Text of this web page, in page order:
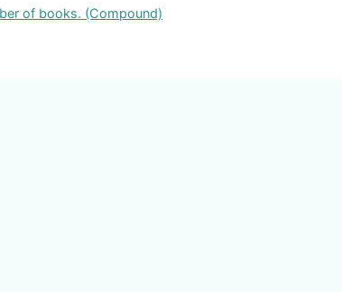
of books. (Compound)